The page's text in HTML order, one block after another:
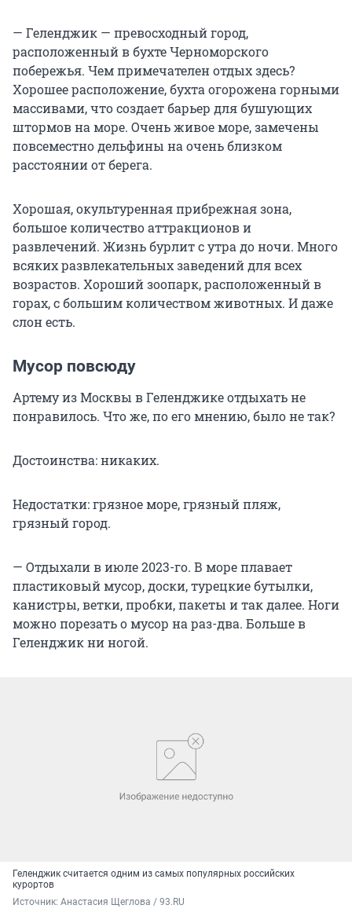
— Геленджик — превосходный город,
расположенный в бухте Черноморского
побережья. Чем примечателен отдых здесь?
Хорошее расположение, бухта огорожена горными
массивами, что создает барьер для бушующих
штормов на море. Очень живое море, замечены
повсеместно дельфины на очень близком
расстоянии от берега.
Хорошая, окультуренная прибрежная зона,
большое количество аттракционов и
развлечений. Жизнь бурлит с утра до ночи. Много
всяких развлекательных заведений для всех
возрастов. Хороший зоопарк, расположенный в
горах, с большим количеством животных. И даже
слон есть.
Мусор повсюду
Артему из Москвы в Геленджике отдыхать не
понравилось. Что же, по его мнению, было не так?
Достоинства: никаких.
Недостатки: грязное море, грязный пляж,
грязный город.
— Отдыхали в июле 2023-го. В море плавает
пластиковый мусор, доски, турецкие бутылки,
канистры, ветки, пробки, пакеты и так далее. Ноги
можно порезать о мусор на раз-два. Больше в
Геленджик ни ногой.
Геленджик считается одним из самых популярных российских
курортов
Источник: Анастасия Щеглова / 93.RU